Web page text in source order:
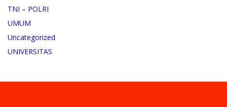
TNI – POLRI
UMUM
Uncategorized
UNIVERSITAS